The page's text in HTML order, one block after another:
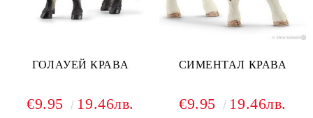
ГОЛАУЕЙ КРАВА
€9.95 19.46лв.
СИМЕНТАЛ КРАВА
€9.95 19.46лв.